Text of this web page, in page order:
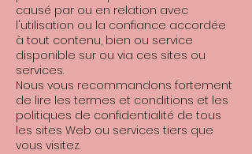
causé par ou en relation avec
l'utilisation ou la confiance accordée
à tout contenu, bien ou service
disponible sur ou via ces sites ou
services.
Nous vous recommandons fortement
de lire les termes et conditions et les
politiques de confidentialité de tous
les sites Web ou services tiers que
vous visitez.